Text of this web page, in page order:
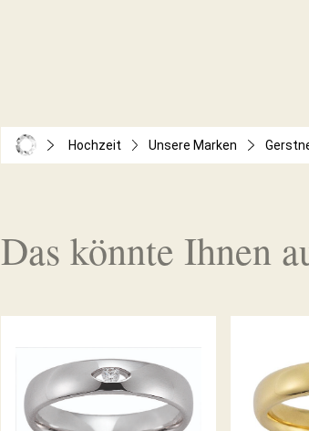
Hochzeit Unsere Marken
Das könnte Ihnen
GERSTNER TRAURINGE